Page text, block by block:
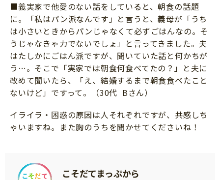
■義実家で他愛のない話をしていると、朝食の話題
に。「私はパン派なんです」と言うと、義母が「うち
は小さいときからパンじゃなくて必ずごはんなの。そ
うじゃなきゃ力でないでしょ」と言ってきました。夫
はたしかにごはん派ですが、聞いていた話と何かちが
う…。そこで「実家では朝食何食べてたの？」と夫に
改めて聞いたら、「え、結婚するまで朝食食べたこと
ないけど」ですって。（30代 Bさん）
イライラ・困惑の原因は人それぞれですが、共感しち
ゃいますね。また胸のうちを聞かせてくださいね！
こそだてまっぷから